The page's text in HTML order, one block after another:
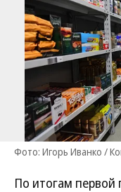
Фото: Игорь Иванко /
По итогам первой